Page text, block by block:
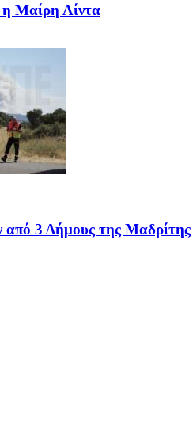
Μαίρη Λίντα
3 Δήμους της Μαδρίτης